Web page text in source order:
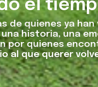
el
de quienes ya
historia, una
por quienes
al que querer